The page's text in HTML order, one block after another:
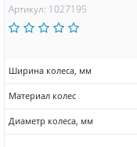
Артикул: 1027195
Ширина колеса, мм
Материал колес
Диаметр колеса, мм